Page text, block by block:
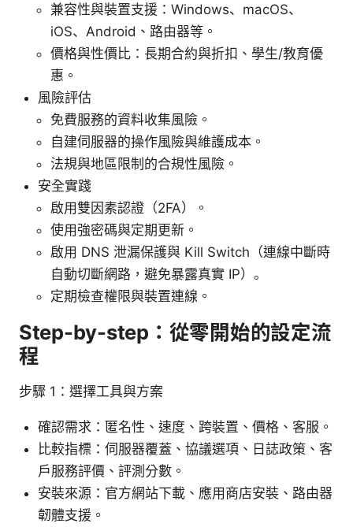
兼容性與裝置支援：Windows、macOS、
iOS、Android、路由器等。
價格與性價比：長期合約與折扣、學生/教育優
惠。
風險評估
免費服務的資料收集風險。
自建伺服器的操作風險與維護成本。
法規與地區限制的合規性風險。
安全實踐
啟用雙因素認證（2FA）。
使用強密碼與定期更新。
啟用 DNS 泄漏保護與 Kill Switch（連線中斷時
自動切斷網路，避免暴露真實 IP）。
定期檢查權限與裝置連線。
Step-by-step：從零開始的設定流
程
步驟 1：選擇工具與方案
確認需求：匿名性、速度、跨裝置、價格、客服。
比較指標：伺服器覆蓋、協議選項、日誌政策、客
戶服務評價、評測分數。
安裝來源：官方網站下載、應用商店安裝、路由器
韌體支援。